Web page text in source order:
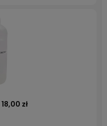
18,00 zł